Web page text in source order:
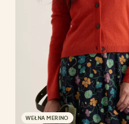
WEŁNA MERINO